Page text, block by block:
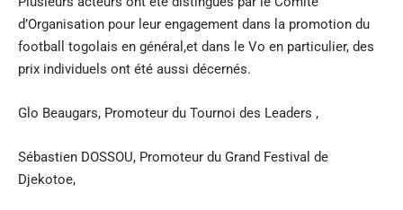
d’Organisation pour leur engagement dans la promotion du
football togolais en général,et dans le Vo en particulier, des
prix individuels ont été aussi décernés.
Glo Beaugars, Promoteur du Tournoi des Leaders ,
Sébastien DOSSOU, Promoteur du Grand Festival de
Djekotoe,